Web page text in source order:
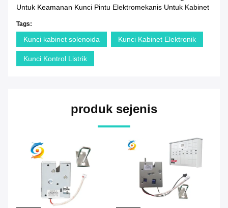
Untuk Keamanan Kunci Pintu Elektromekanis Untuk Kabinet
Tags:
Kunci kabinet solenoida Kunci Kabinet Elektronik
Kunci Kontrol Listrik
produk sejenis